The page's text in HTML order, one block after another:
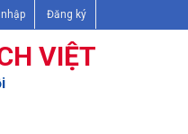
Đăng ký
VIỆT